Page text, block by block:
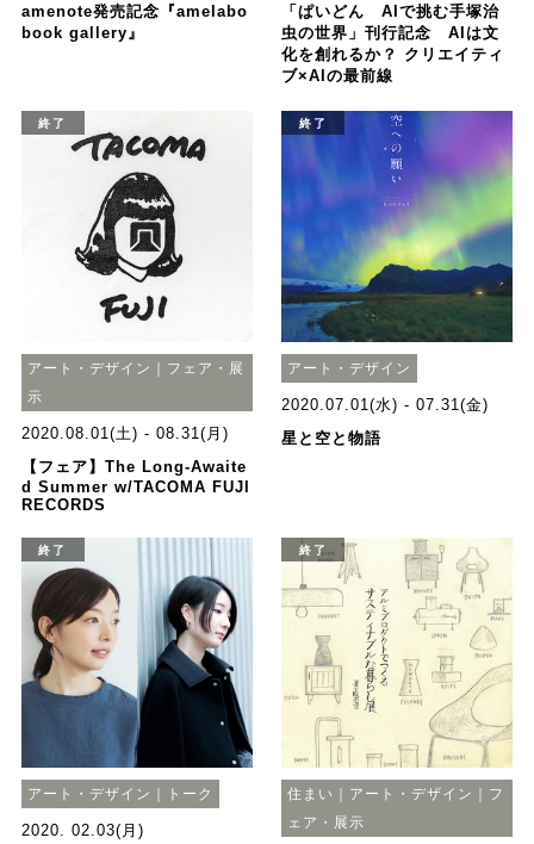
amenote発売記念『amelabo
book gallery』
「ぱいどん AIで挑む手塚治
虫の世界」刊行記念 AIは文
化を創れるか？ クリエイティ
ブ×AIの最前線
終了
アート・デザイン｜フェア・展
示
2020.08.01(土) - 08.31(月)
【フェア】The Long-Awaite
d Summer w/TACOMA FUJI
RECORDS
終了
アート・デザイン
2020.07.01(水) - 07.31(金)
星と空と物語
終了
アート・デザイン｜トーク
2020. 02.03(月)
終了
住まい｜アート・デザイン｜フ
ェア・展示